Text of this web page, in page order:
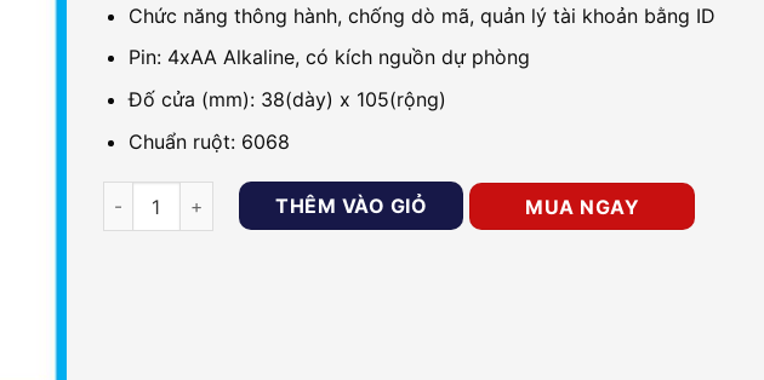
Chức năng thông hành, chống dò mã, quản lý tài khoản bằng ID
Pin: 4xAA Alkaline, có kích nguồn dự phòng
Đố cửa (mm): 38(dày) x 105(rộng)
Chuẩn ruột: 6068
Khóa cửa điện tử cho căn hộ PHGLOCK FP7166 số lượng
THÊM VÀO GIỎ MUA NGAY